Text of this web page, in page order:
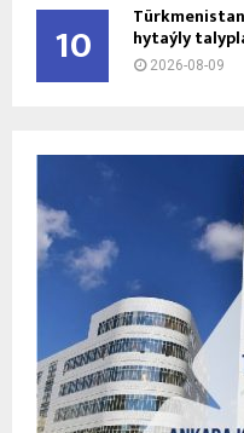
10 hytaýly
2026-08-09